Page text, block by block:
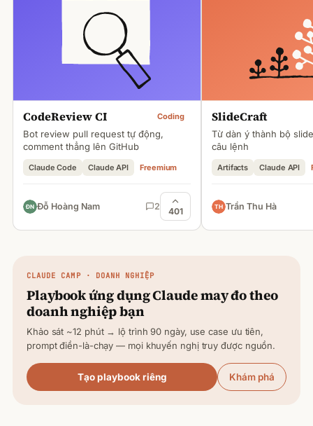
CodeReview CI Coding
Bot review pull request tự động,
comment thẳng lên GitHub
Claude Code Claude API Freemium
Đỗ Hoàng Nam 2 401
SlideCraft
Từ dàn ý thành bộ
câu lệnh
Artifacts Claude API
Trần Thu Hà
CLAUDE CAMP · DOANH NGHIỆP
Playbook ứng dụngClaudemay đo theo
doanh nghiệp bạn
Khảo sát ~12 phút → lộ trình 90 ngày, use case ưu tiên,
prompt điền-là-chạy — mọi khuyến nghị truy được nguồn.
Tạo playbook riêng Khám phá